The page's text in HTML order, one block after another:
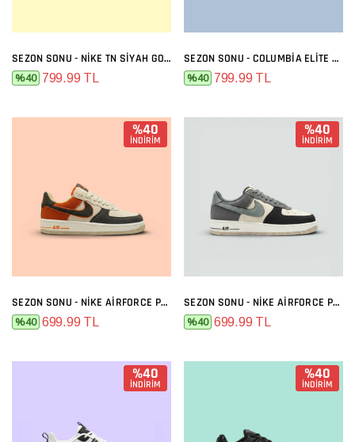
SEZON SONU - NIKE TN SIYAH GOLD
%40 799.99 TL
SEZON SONU - COLUMBIA ELITE SIYAH FÜME
%40 799.99 TL
%40
İNDİRİM
SEZON SONU - NIKE AIRFORCE PREMIUM BEJ FÜME TURUNCU
%40 699.99 TL
%40
İNDİRİM
SEZON SONU - NIKE AIRFORCE PREMIUM BEJ FÜME
%40 699.99 TL
%40
İNDİRİM
%40
İNDİRİM